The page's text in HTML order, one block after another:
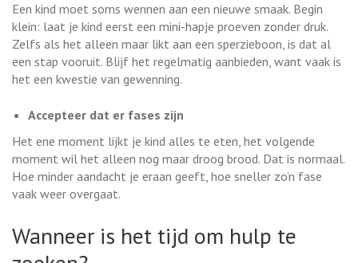
Een kind moet soms wennen aan een nieuwe smaak. Begin
klein: laat je kind eerst een mini-hapje proeven zonder druk.
Zelfs als het alleen maar likt aan een sperzieboon, is dat al
een stap vooruit. Blijf het regelmatig aanbieden, want vaak is
het een kwestie van gewenning.
Accepteer dat er fases zijn
Het ene moment lijkt je kind alles te eten, het volgende
moment wil het alleen nog maar droog brood. Dat is normaal.
Hoe minder aandacht je eraan geeft, hoe sneller zo’n fase
vaak weer overgaat.
Wanneer is het tijd om hulp te